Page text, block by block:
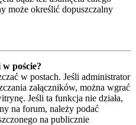
może określić dopuszczalny
poście?
w postach. Jeśli administrator
załączników, można wgrać
Jeśli ta funkcja nie działa,
na forum, należy podać
na publicznie